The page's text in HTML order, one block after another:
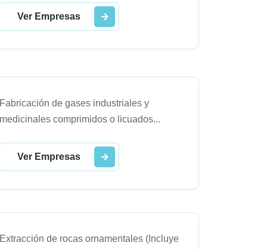
Ver Empresas
Fabricación de gases industriales y
medicinales comprimidos o licuados...
Ver Empresas
Extracción de rocas ornamentales (Incluye